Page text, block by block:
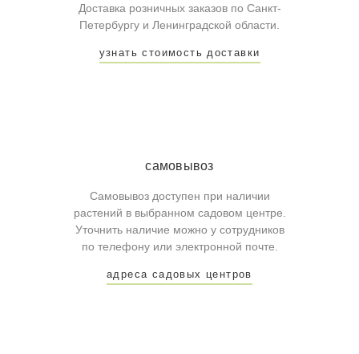
Доставка розничных заказов по Санкт-
Петербургу и Ленинградской области.
узнать стоимость доставки
самовывоз
Самовывоз доступен при наличии
растений в выбранном садовом центре.
Уточнить наличие можно у сотрудников
по телефону или электронной почте.
адреса садовых центров